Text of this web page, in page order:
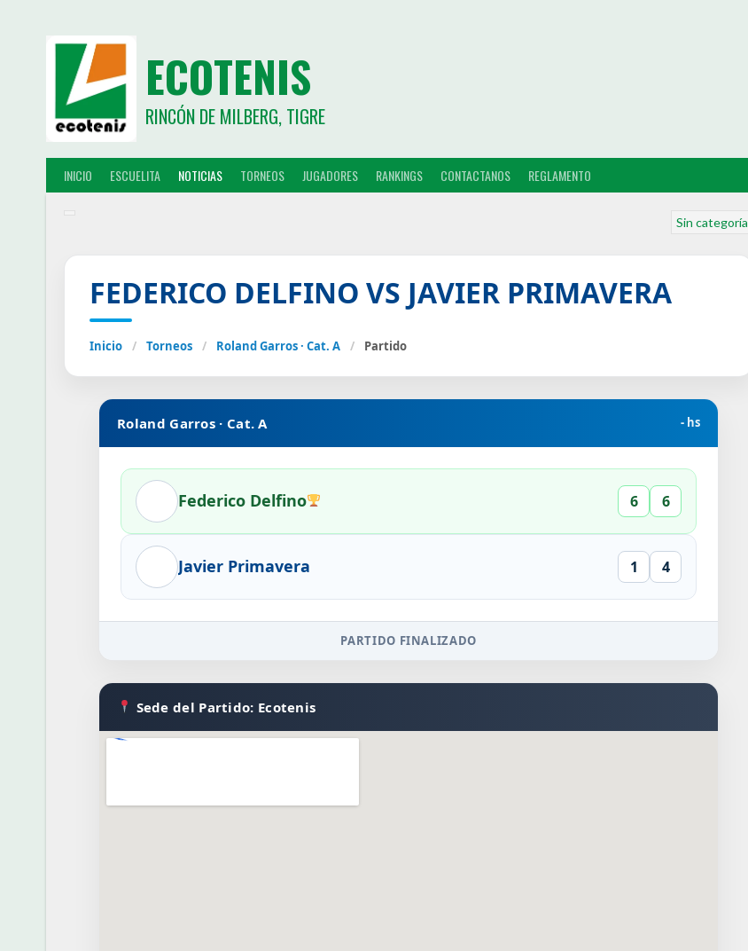
ECOTENIS
RINCÓN DE MILBERG, TIGRE
INICIO ESCUELITA NOTICIAS TORNEOS JUGADORES RANKINGS CONTACTANOS REGLAMENTO
Sin categoría
FEDERICO DELFINO VS JAVIER PRIMAVERA
Inicio / Torneos / Roland Garros · Cat. A / Partido
Roland Garros · Cat. A - hs
Federico Delfino 6 6
Javier Primavera 1 4
PARTIDO FINALIZADO
Sede del Partido: Ecotenis